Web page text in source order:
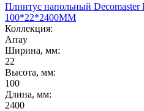
Плинтус напольный
100*22*2400ММ
Коллекция:
Array
Ширина, мм:
22
Высота, мм:
100
Длина, мм:
2400